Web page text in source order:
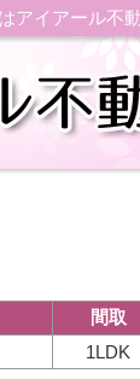
アイアール
間取
1LDK